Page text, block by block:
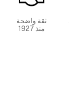
ثقة واضحة
منذ 1927